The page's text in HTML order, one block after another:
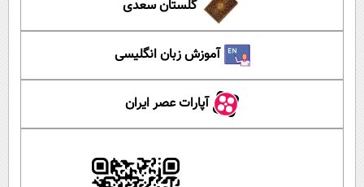
گلستان سعدی
آموزش زبان انگلیسی
آپارات عصر ایران